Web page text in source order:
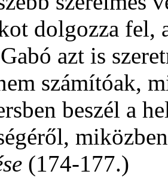
dolgozza fel,
azt is
számítóak,
beszél a
(174-177.)